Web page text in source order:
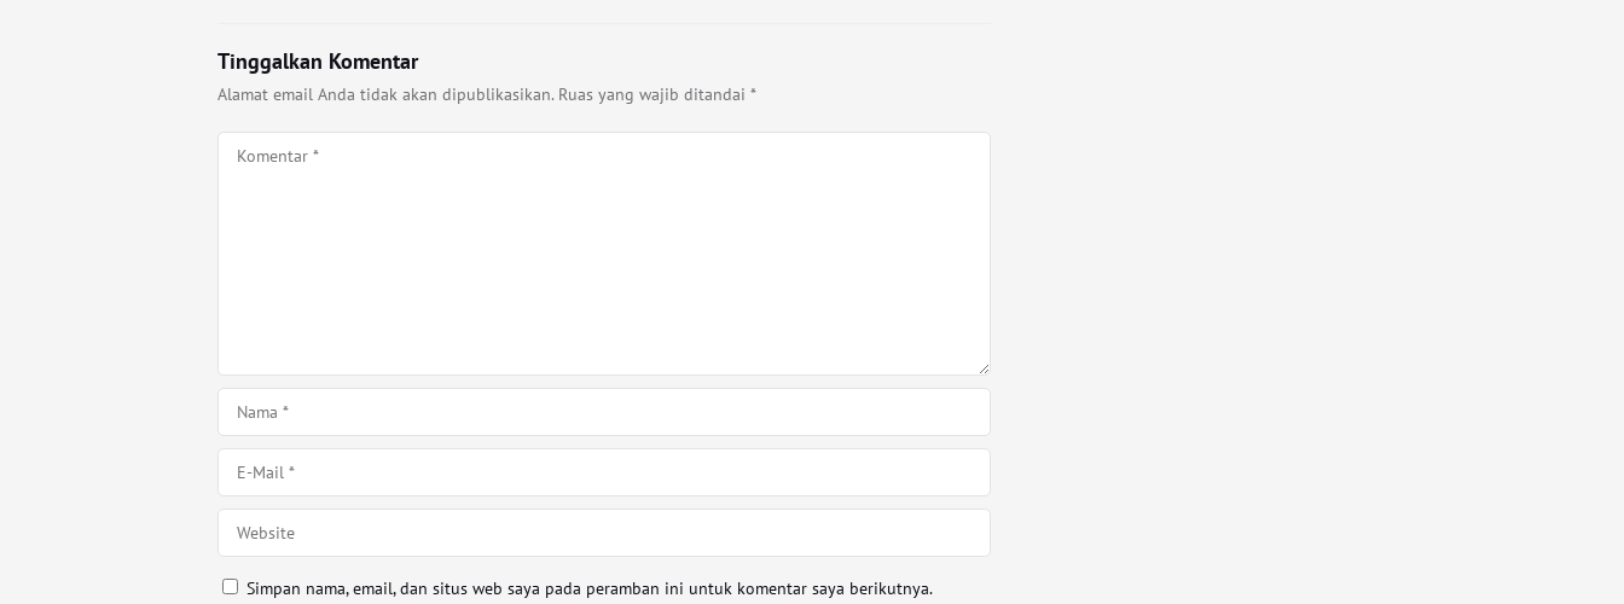
Tinggalkan Komentar
Alamat email Anda tidak akan dipublikasikan. Ruas yang wajib ditandai *
Simpan nama, email, dan situs web saya pada peramban ini untuk komentar saya berikutnya.